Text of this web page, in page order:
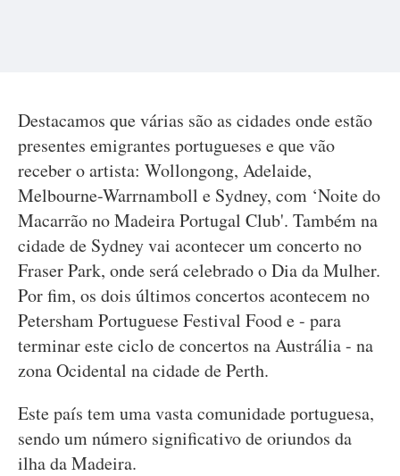
Destacamos que várias são as cidades onde estão
presentes emigrantes portugueses e que vão
receber o artista: Wollongong, Adelaide,
Melbourne-Warrnamboll e Sydney, com ‘Noite do
Macarrão no Madeira Portugal Club'. Também na
cidade de Sydney vai acontecer um concerto no
Fraser Park, onde será celebrado o Dia da Mulher.
Por fim, os dois últimos concertos acontecem no
Petersham Portuguese Festival Food e - para
terminar este ciclo de concertos na Austrália - na
zona Ocidental na cidade de Perth.
Este país tem uma vasta comunidade portuguesa,
sendo um número significativo de oriundos da
ilha da Madeira.